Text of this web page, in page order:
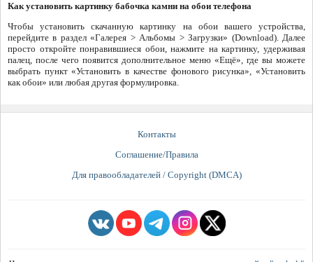
Как установить картинку бабочка камни на обои телефона
Чтобы установить скачанную картинку на обои вашего устройства,
перейдите в раздел «Галерея > Альбомы > Загрузки» (Download). Далее
просто откройте понравившиеся обои, нажмите на картинку, удерживая
палец, после чего появится дополнительное меню «Ещё», где вы можете
выбрать пункт «Установить в качестве фонового рисунка», «Установить
как обои» или любая другая формулировка.
Контакты
Соглашение/Правила
Для правообладателей / Copyright (DMCA)